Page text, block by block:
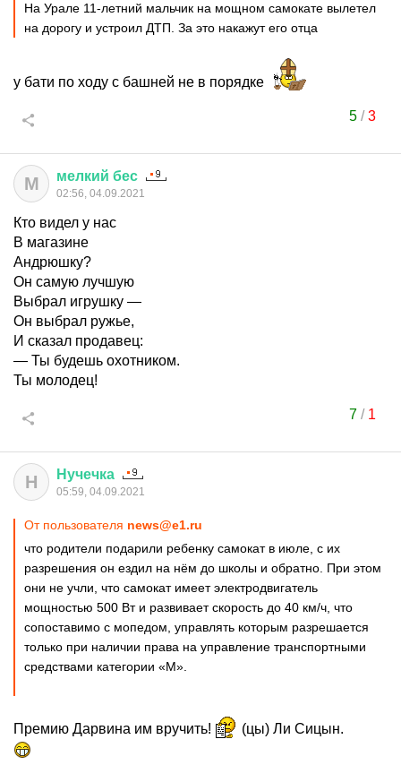
На Урале 11-летний мальчик на мощном самокате вылетел
на дорогу и устроил ДТП. За это накажут его отца
у бати по ходу с башней не в порядке
5/3
М мелкий бес
02:56, 04.09.2021
Кто видел у нас
В магазине
Андрюшку?
Он самую лучшую
Выбрал игрушку —
Он выбрал ружье,
И сказал продавец:
— Ты будешь охотником.
Ты молодец!
7/ 1
Н Нучечка
05:59, 04.09.2021
От пользователя news@e1.ru
что родители подарили ребенку самокат в июле, с их
разрешения он ездил на нём до школы и обратно. При этом
они не учли, что самокат имеет электродвигатель
мощностью 500 Вт и развивает скорость до 40 км/ч, что
сопоставимо с мопедом, управлять которым разрешается
только при наличии права на управление транспортными
средствами категории «М».
Премию Дарвина им вручить! (цы) Ли Сицын.